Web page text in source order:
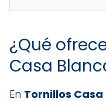
¿Qué
Casa
En Tornillos